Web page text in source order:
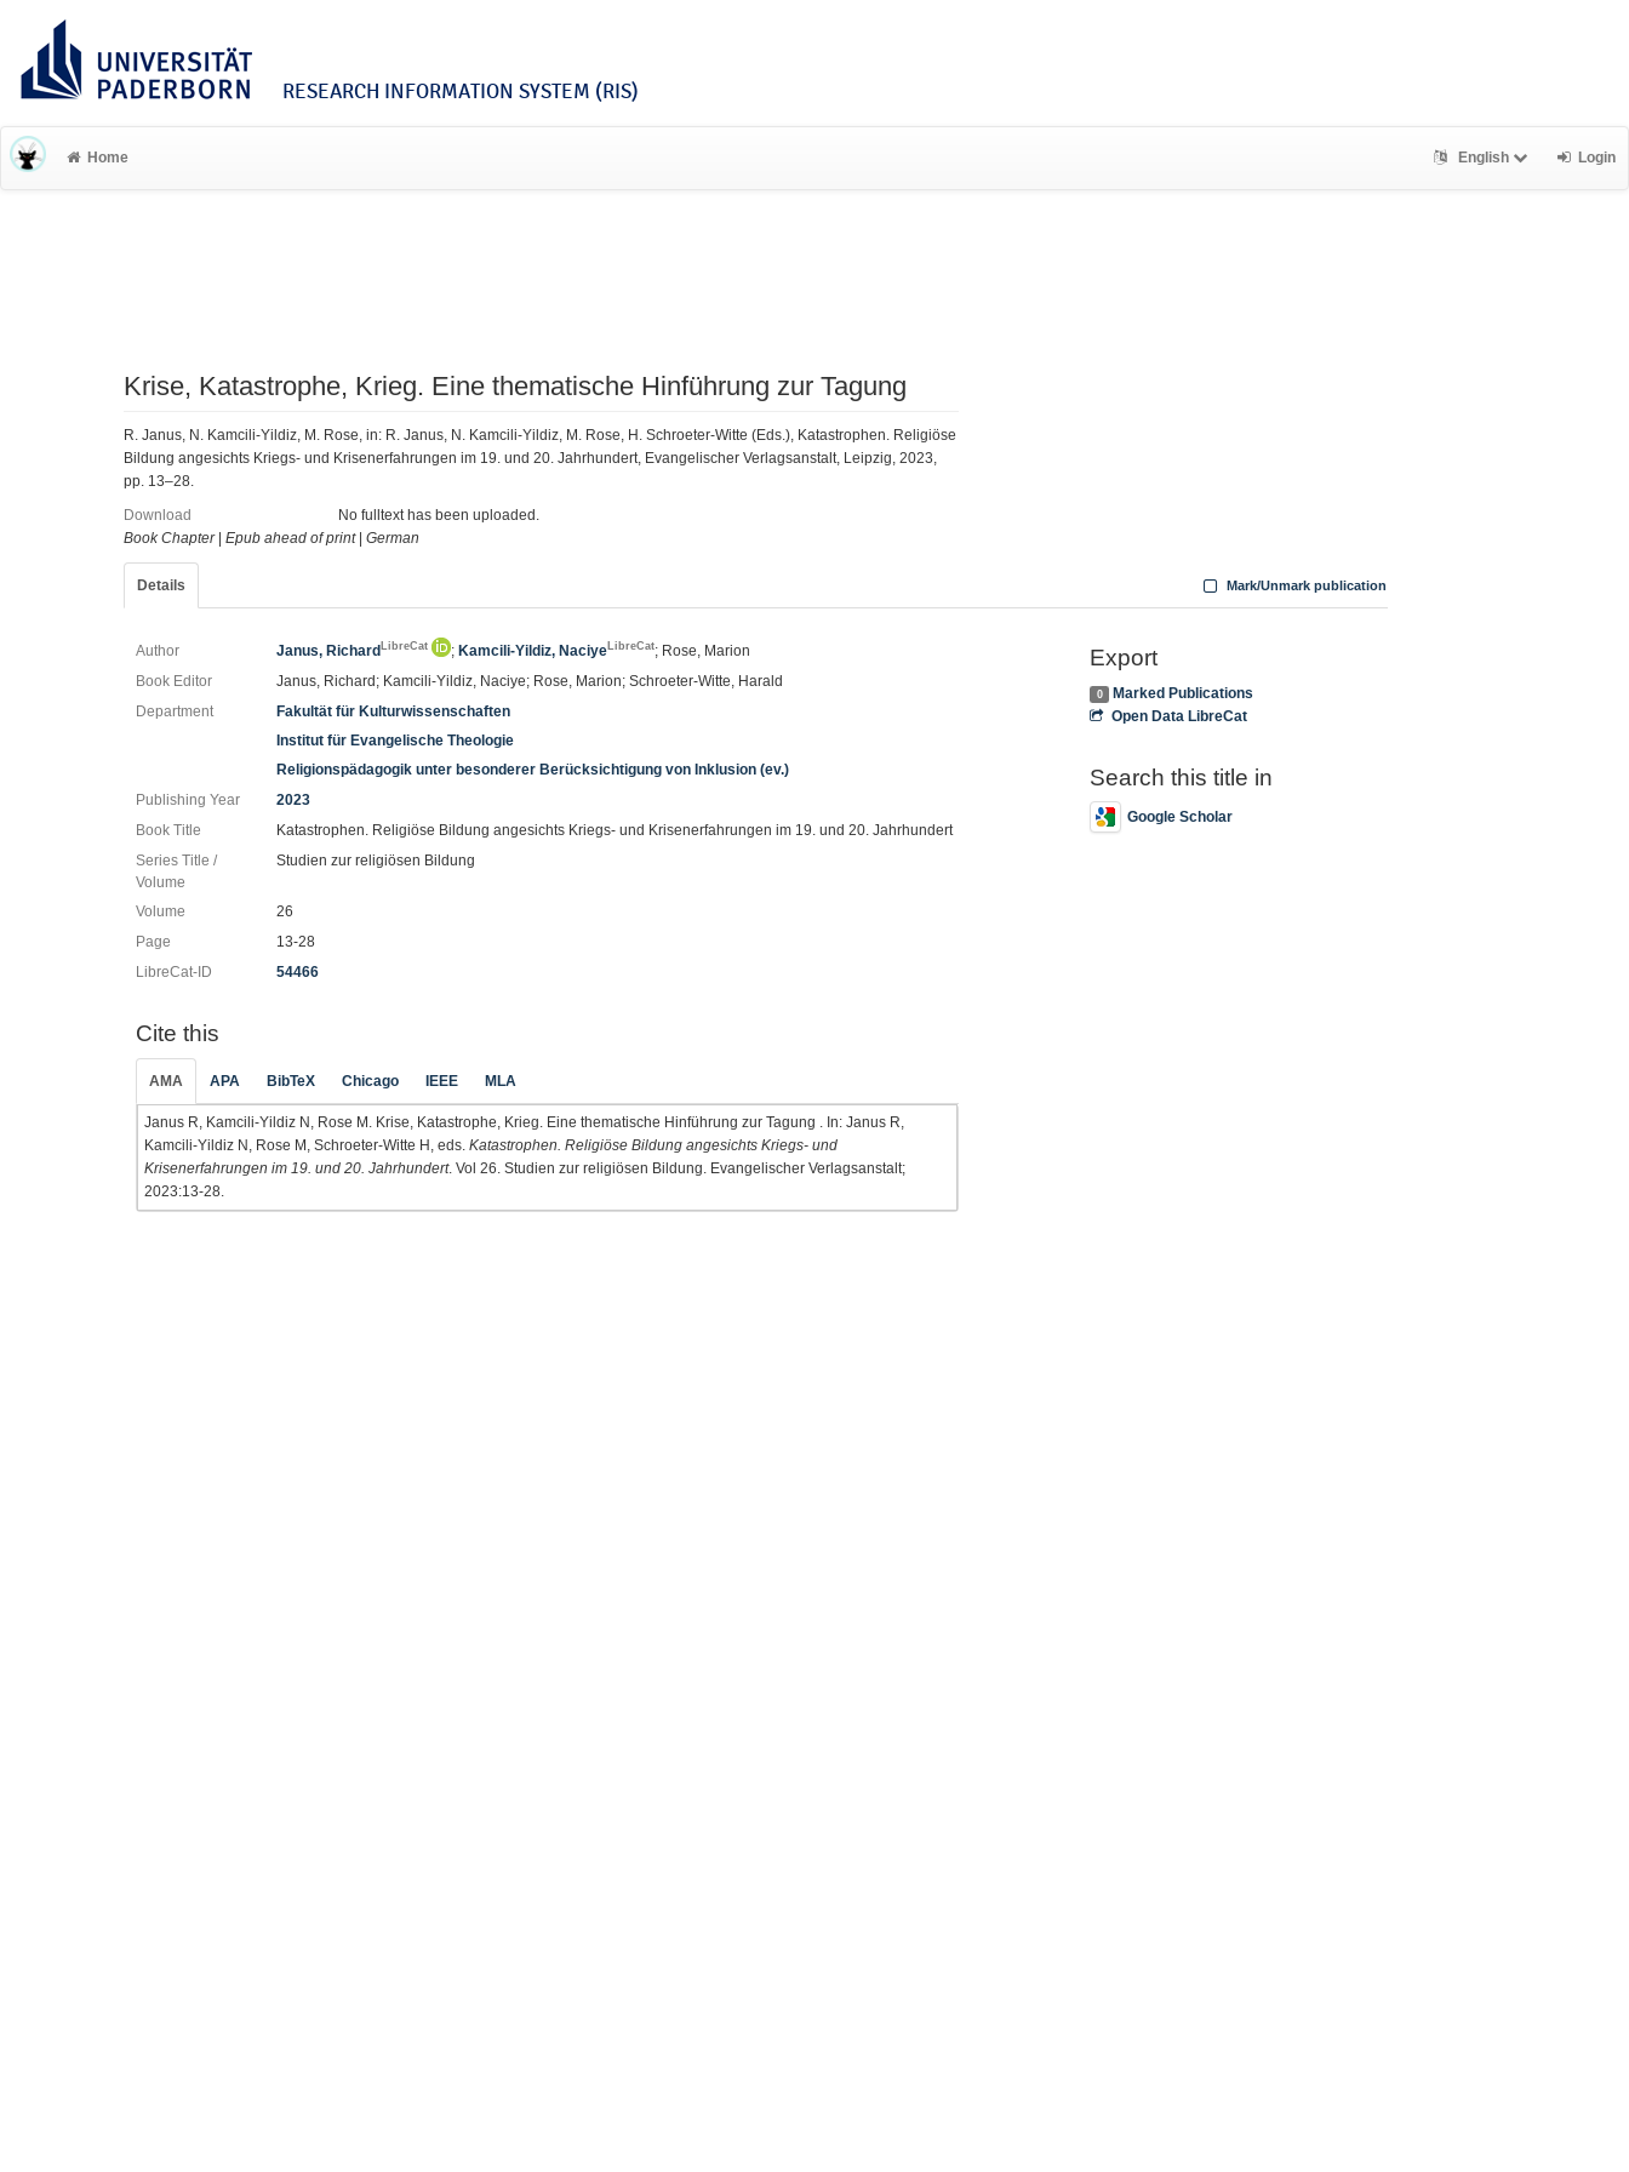
RESEARCH INFORMATION SYSTEM (RIS)
Home English Login
Krise, Katastrophe, Krieg. Eine thematische Hinführung zur Tagung
R. Janus, N. Kamcili-Yildiz, M. Rose, in: R. Janus, N. Kamcili-Yildiz, M. Rose, H. Schroeter-Witte (Eds.), Katastrophen. Religiöse
Bildung angesichts Kriegs- und Krisenerfahrungen im 19. und 20. Jahrhundert, Evangelischer Verlagsanstalt, Leipzig, 2023,
pp. 13–28.
Download
No fulltext has been uploaded.
Book Chapter| Epub ahead of print| German
Details Mark/Unmark publication
Author Janus, RichardLibreCat ; Kamcili-Yildiz, NaciyeLibreCat; Rose, Marion
Book Editor
Janus, Richard; Kamcili-Yildiz, Naciye; Rose, Marion; Schroeter-Witte, Harald
Department
Fakultät für Kulturwissenschaften
Institut für Evangelische Theologie
Religionspädagogik unter besonderer Berücksichtigung von Inklusion (ev.)
Publishing Year
2023
Book Title
Katastrophen. Religiöse Bildung angesichts Kriegs- und Krisenerfahrungen im 19. und 20. Jahrhundert
Series Title /
Volume
Studien zur religiösen Bildung
Volume
26
Page
13-28
LibreCat-ID
54466
Cite this
AMA APA BibTeX Chicago IEEE MLA
Janus R, Kamcili-Yildiz N, Rose M. Krise, Katastrophe, Krieg. Eine thematische Hinführung zur Tagung . In: Janus R,
Kamcili-Yildiz N, Rose M, Schroeter-Witte H, eds. Katastrophen. Religiöse Bildung angesichts Kriegs- und
Krisenerfahrungen im 19. und 20. Jahrhundert. Vol 26. Studien zur religiösen Bildung. Evangelischer Verlagsanstalt;
2023:13-28.
Export
0
Marked Publications
Open Data LibreCat
Search this title in
Google Scholar